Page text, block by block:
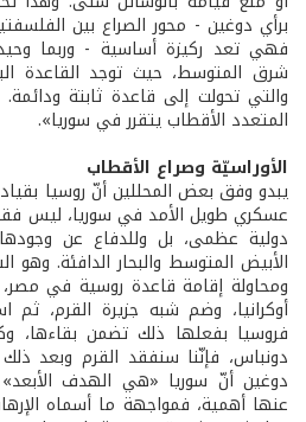
برأي دوغين - محور الصراع بين
فهي تعد ركيزة أساسية - وربما
شرق المتوسط، حيث توجد القاعدة
والتي تحولت إلى قاعدة ثابتة
المتعدد الأقطاب يتقرر في سوريا».
الأوراسيّة وصراع الأقطاب
يبدو وفق بعض المحللين أنّ روسيا
عسكري طويل الأمد في سوريا، ليس
دولية عظمى، بل وللدفاع عن
الأبيض المتوسط والبحار الدافئة. وهو
ومحاولة إقامة قاعدة روسية في
أوكرانيا، وضم شبه جزيرة القرم، ثم
فروسيا بفعلها ذلك تضمن بقاءها،
دونباس، فإنّنا سنفقد القرم وبعد
دوغين أنّ سوريا «هي الهدف الأبعد»
عنها أهمية، فمواجهة ما أسماه